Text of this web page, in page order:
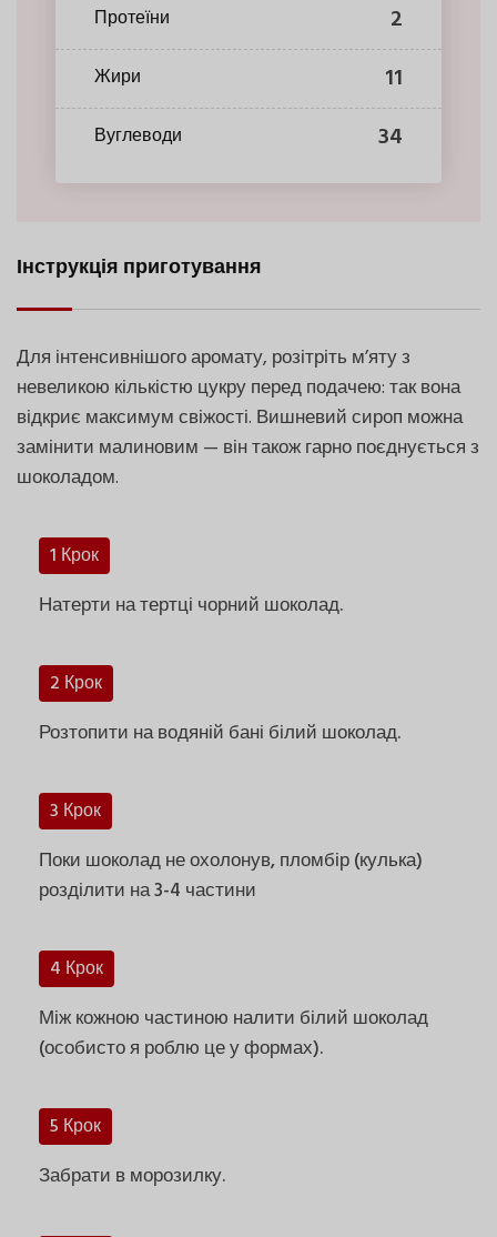
Протеїни 2
Жири 11
Вуглеводи 34
Інструкція приготування
Для інтенсивнішого аромату, розітріть м’яту з
невеликою кількістю цукру перед подачею: так вона
відкриє максимум свіжості. Вишневий сироп можна
замінити малиновим — він також гарно поєднується з
шоколадом.
1 Крок
Натерти на тертці чорний шоколад.
2 Крок
Розтопити на водяній бані білий шоколад.
3 Крок
Поки шоколад не охолонув, пломбір (кулька)
розділити на 3-4 частини
4 Крок
Між кожною частиною налити білий шоколад
(особисто я роблю це у формах).
5 Крок
Забрати в морозилку.